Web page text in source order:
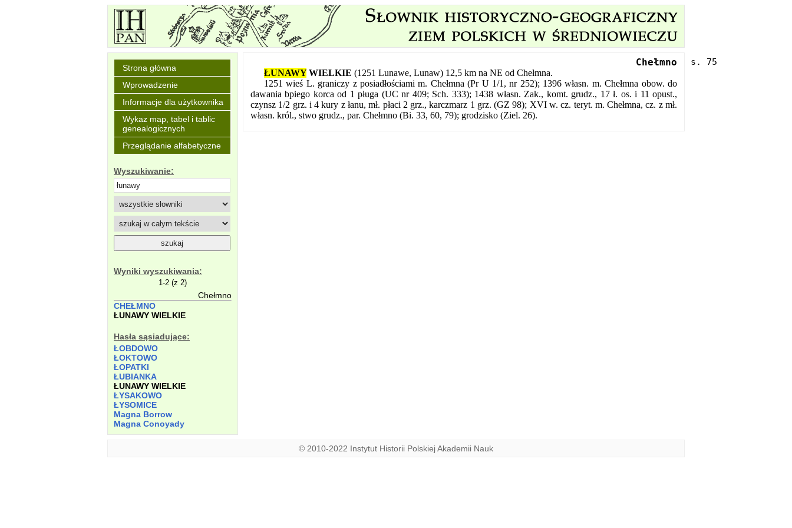
Strona główna
Wprowadzenie
Informacje dla użytkownika
Wykaz map, tabel i tablic
genealogicznych
Przeglądanie alfabetyczne
Wyszukiwanie:
Wyniki wyszukiwania:
1-2 (z 2)
Chełmno
CHEŁMNO
ŁUNAWY WIELKIE
Hasła sąsiadujące:
ŁOBDOWO
ŁOKTOWO
ŁOPATKI
ŁUBIANKA
ŁUNAWY WIELKIE
ŁYSAKOWO
ŁYSOMICE
Magna Borrow
Magna Conoyady
Chełmno
ŁUNAWYWIELKIE (1251 Lunawe, Lunaw) 12,5 km na NE od Chełmna.
1251 wieś L. graniczy z posiadłościami m. Chełmna (Pr U 1/1, nr 252); 1396 własn. m. Chełmna obow. do
dawania bpiego korca od 1 pługa (UC nr 409; Sch. 333); 1438 własn. Zak., komt. grudz., 17 ł. os. i 11 opust.,
czynsz 1/2 grz. i 4 kury z łanu, mł. płaci 2 grz., karczmarz 1 grz. (GZ 98); XVI w. cz. teryt. m. Chełmna, cz. z mł.
własn. król., stwo grudz., par. Chełmno (Bi. 33, 60, 79); grodzisko (Ziel. 26).
© 2010-2022 Instytut Historii Polskiej Akademii Nauk